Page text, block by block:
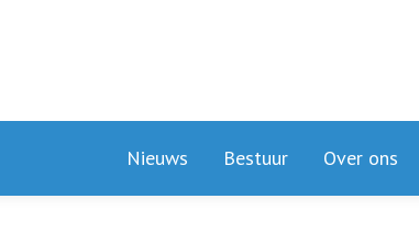
Nieuws Bestuur Over ons